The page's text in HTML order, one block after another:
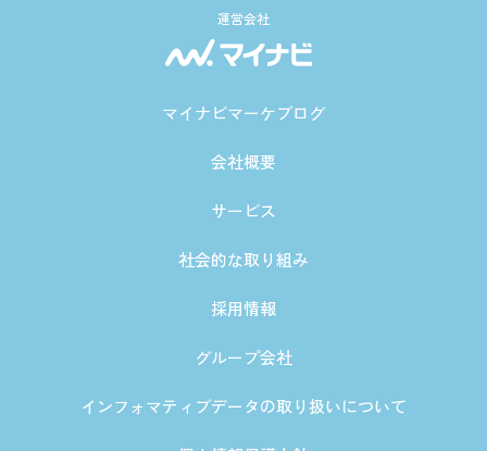
運営会社
マイナビマーケブログ
会社概要
サービス
社会的な取り組み
採用情報
グループ会社
インフォマティブデータの取り扱いについて